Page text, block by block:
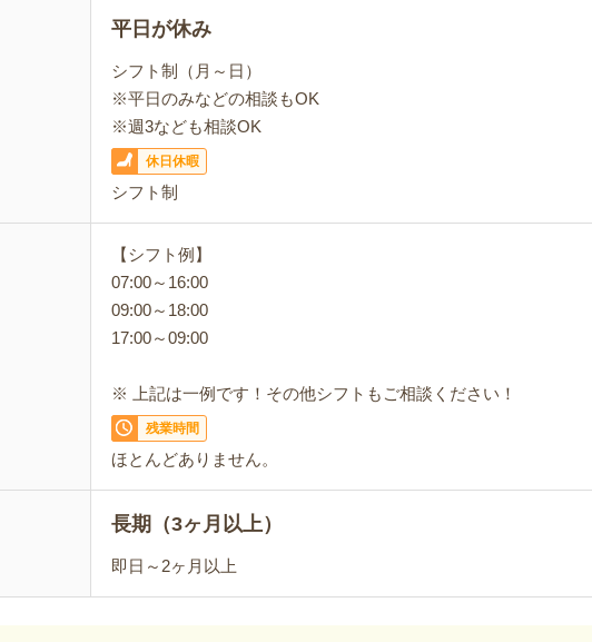
平日が休み
シフト制（月～日）
※平日のみなどの相談もOK
※週3なども相談OK
休日休暇
シフト制
【シフト例】
07:00～16:00
09:00～18:00
17:00～09:00
※ 上記は一例です！その他シフトもご相談ください！
残業時間
ほとんどありません。
長期（3ヶ月以上）
即日～2ヶ月以上